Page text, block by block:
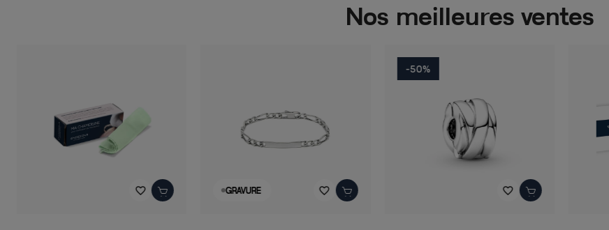
Nos meilleures ventes
favorite_border GRAVURE favorite_border favorite_border
-50%